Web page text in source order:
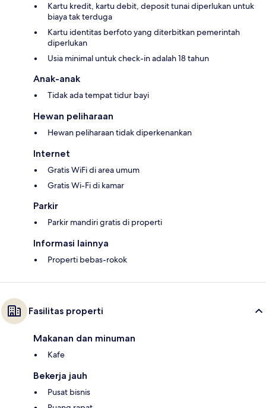
Kartu kredit, kartu debit, deposit tunai diperlukan untuk
biaya tak terduga
Kartu identitas berfoto yang diterbitkan pemerintah
diperlukan
Usia minimal untuk check-in adalah 18 tahun
Anak-anak
Tidak ada tempat tidur bayi
Hewan peliharaan
Hewan peliharaan tidak diperkenankan
Internet
Gratis WiFi di area umum
Gratis Wi-Fi di kamar
Parkir
Parkir mandiri gratis di properti
Informasi lainnya
Properti bebas-rokok
Fasilitas properti
Makanan dan minuman
Kafe
Bekerja jauh
Pusat bisnis